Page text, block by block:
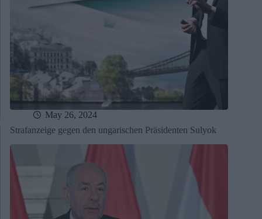
May 26, 2024
Strafanzeige gegen den ungarischen Präsidenten Sulyok